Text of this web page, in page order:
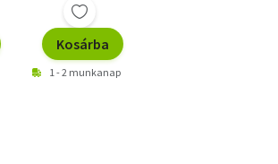
Kosárba
1 - 2 munkanap